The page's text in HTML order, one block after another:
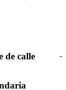
de calle -